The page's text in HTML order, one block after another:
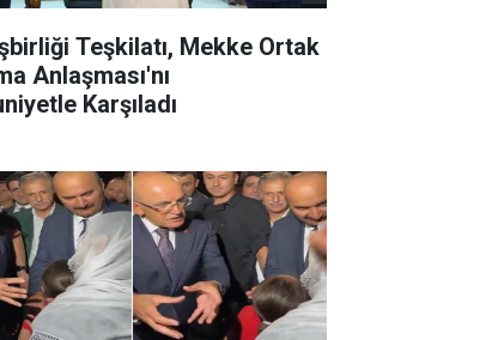
Teşkilatı, Mekke Ortak
Anlaşması'nı
Karşıladı